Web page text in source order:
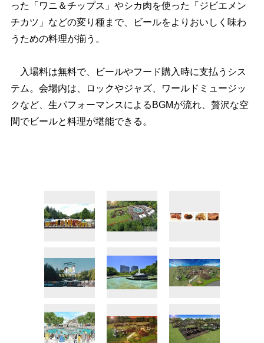
った「ワニ＆チップス」やシカ肉を使った「ジビエメン
チカツ」などの変り種まで、ビールをよりおいしく味わ
うための料理が揃う。
入場料は無料で、ビールやフード購入時に支払うシス
テム。会場内は、ロックやジャズ、ワールドミュージッ
クなど、生パフォーマンスによるBGMが流れ、贅沢な空
間でビールと料理が堪能できる。